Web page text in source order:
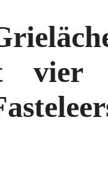
vier